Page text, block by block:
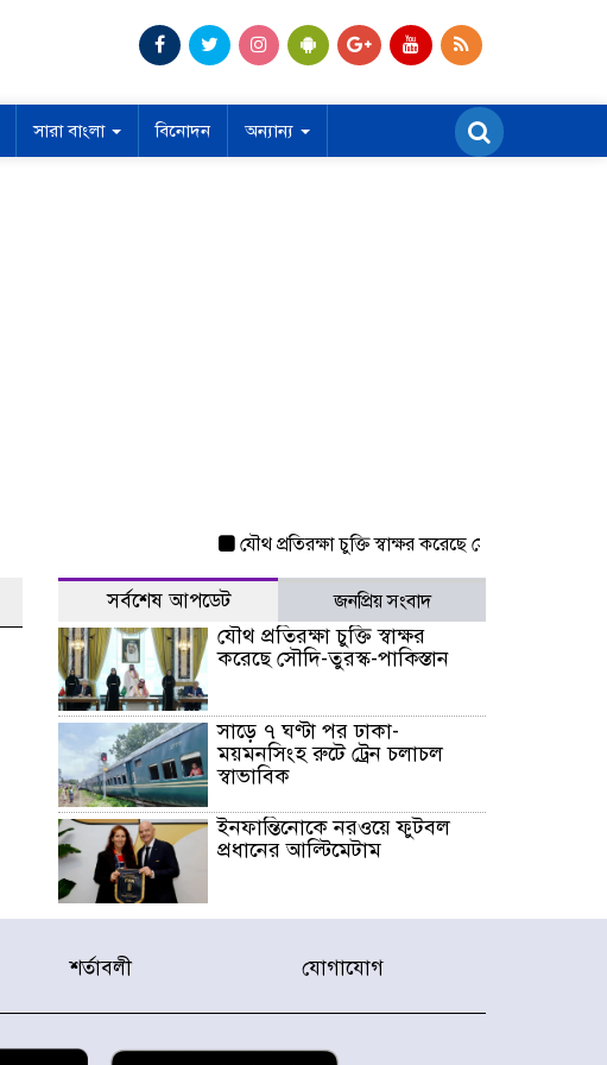
সারা বাংলা বিনোদন অন্যান্য
যৌথ প্রতিরক্ষা চুক্তি স্বাক্ষর করেছে সৌদি-তুরস্ক-পাকিস্তান
সর্বশেষ আপডেট জনপ্রিয় সংবাদ
যৌথ প্রতিরক্ষা চুক্তি স্বাক্ষর
করেছে সৌদি-তুরস্ক-পাকিস্তান
সাড়ে ৭ ঘণ্টা পর ঢাকা-
ময়মনসিংহ রুটে ট্রেন চলাচল
স্বাভাবিক
ইনফান্তিনোকে নরওয়ে ফুটবল
প্রধানের আল্টিমেটাম
দেশে ভারি বৃষ্টির সতর্কবার্তা, ১০
৫৩ নং ওয়ার্ডের সড়কে নেমপ্লেট
শর্তাবলী যোগাযোগ